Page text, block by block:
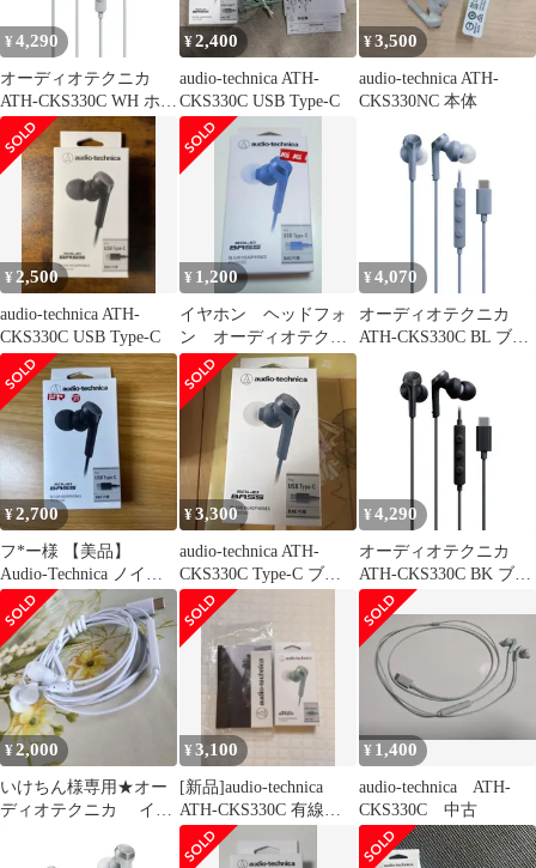
¥ 4,290
オーディオテクニカ
ATH-CKS330C WH ホワ
イト USB Type-C用イヤ
ホン ATHCKS330CWH
¥2,400
audio-technica ATH-
CKS330C USB Type-C
¥3,500
audio-technica ATH-
CKS330NC 本体
¥2,500
audio-technica ATH-
CKS330C USB Type-C
¥ 1,200
イヤホン ヘッドフォ
ン オーディオテクニ
カ ATH-CK330C
¥ 4,070
オーディオテクニカ
ATH-CKS330C BL ブル
ン ATHCKS330CBL
¥2,700
フ*ー様 【美品】
Audio-Technica ノイズ
キャンセリングイヤホ
ン t
¥3,300
audio-technica ATH-
CKS330C Type-C ブル
ー
¥ 4,290
オーディオテクニカ
ATH-CKS330C BK ブラ
ック USB Type-C用イヤ
ホン ATHCKS330CBK
¥2,000
いけちん様専用★オー
ディオテクニカ イヤ
¥3,100
[新品]audio-technica
ATH-CKS330C 有線イ
ヤホン
¥ 1,400
audio-technica ATH-
CKS330C 中古